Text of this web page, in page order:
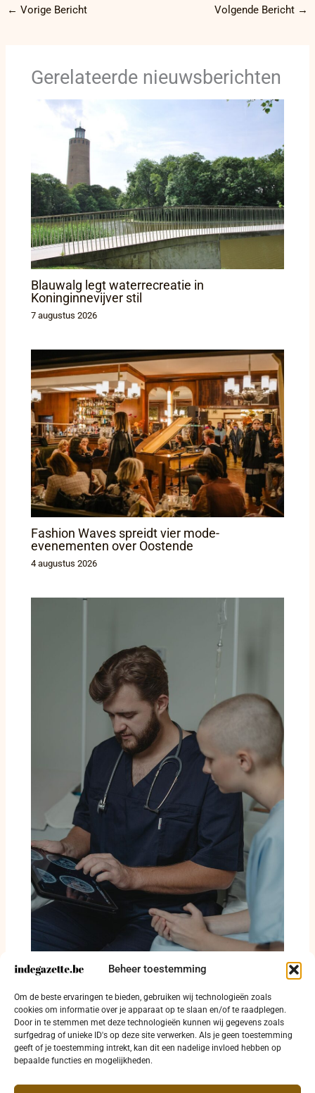
Beheer toestemming
Om de beste ervaringen te bieden, gebruiken wij technologieën zoals
cookies om informatie over je apparaat op te slaan en/of te raadplegen.
Door in te stemmen met deze technologieën kunnen wij gegevens zoals
surfgedrag of unieke ID's op deze site verwerken. Als je geen toestemming
geeft of je toestemming intrekt, kan dit een nadelige invloed hebben op
bepaalde functies en mogelijkheden.
← Vorige Bericht Volgende Bericht →
Gerelateerde nieuwsberichten
Blauwalg legt waterrecreatie in
Koninginnevijver stil
7 augustus 2026
Fashion Waves spreidt vier mode-
evenementen over Oostende
4 augustus 2026
Oostende betaalt huur om huisarts naar
Zandvoorde te halen
3 augustus 2026